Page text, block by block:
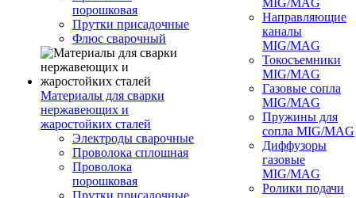
порошковая
Прутки присадочные
Флюс сварочный
Материалы для сварки
нержавеющих и
жаростойких сталей
Электроды сварочные
Проволока сплошная
Проволока
порошковая
Прутки присадочные
MIG/MAG
Направляющие
каналы
MIG/MAG
Токосъемники
MIG/MAG
Газовые сопла
MIG/MAG
Пружины для
сопла MIG/MAG
Диффузоры
газовые
MIG/MAG
Ролики подачи